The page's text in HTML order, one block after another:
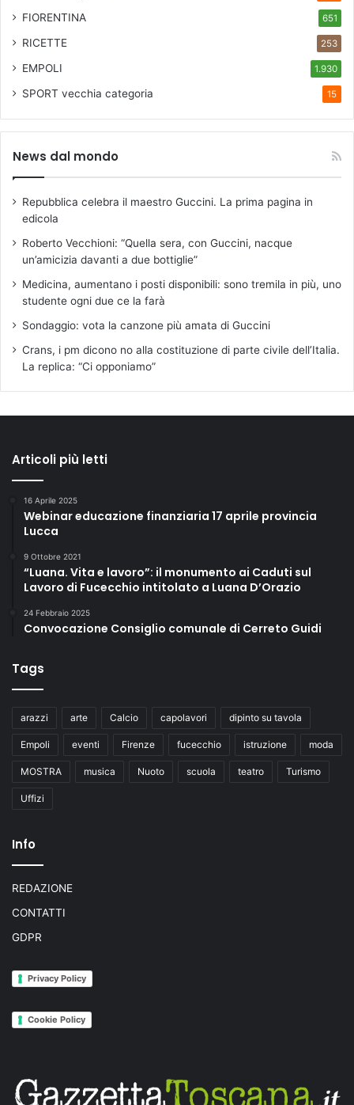
FIORENTINA 651
RICETTE 253
EMPOLI 1.930
SPORT vecchia categoria 15
News dal mondo
Repubblica celebra il maestro Guccini. La prima pagina in
edicola
Roberto Vecchioni: “Quella sera, con Guccini, nacque
un’amicizia davanti a due bottiglie”
Medicina, aumentano i posti disponibili: sono tremila in più, uno
studente ogni due ce la farà
Sondaggio: vota la canzone più amata di Guccini
Crans, i pm dicono no alla costituzione di parte civile dell’Italia.
La replica: “Ci opponiamo”
Articoli più letti
16 Aprile 2025
Webinar educazione finanziaria 17 aprile provincia
Lucca
9 Ottobre 2021
“Luana. Vita e lavoro”: il monumento ai Caduti sul
Lavoro di Fucecchio intitolato a Luana D’Orazio
24 Febbraio 2025
Convocazione Consiglio comunale di Cerreto Guidi
Tags
arazzi arte Calcio capolavori dipinto su tavola
Empoli eventi Firenze fucecchio istruzione moda
MOSTRA musica Nuoto scuola teatro Turismo
Uffizi
Info
REDAZIONE
CONTATTI
GDPR
Privacy Policy
Cookie Policy